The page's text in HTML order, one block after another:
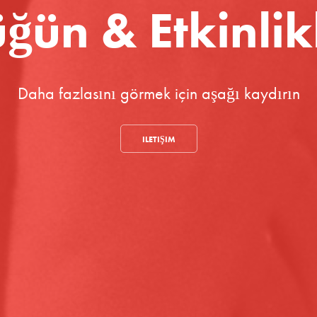
&
Daha fazlasını görmek için aşağı kaydırın
ILETIŞIM